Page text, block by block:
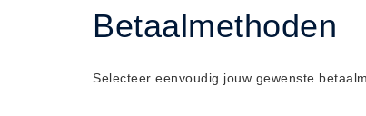
Stal strooisel
Contact
Betaalmethoden
Betaalmethoden
Selecteer eenvoudig jouw gewenste